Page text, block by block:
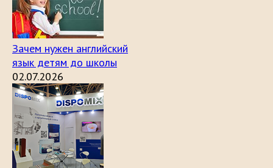
Зачем нужен английский
язык детям до школы
02.07.2026